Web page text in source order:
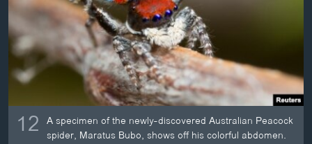
12 A specimen of the newly-discovered Australian Peacock
spider, Maratus Bubo, shows off his colorful abdomen.